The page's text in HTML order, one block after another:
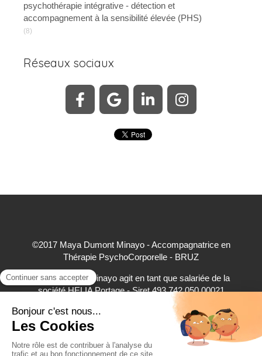
psychothérapie intégrative - détection et
accompagnement à la sensibilité élevée (PHS)
(8)
Réseaux sociaux
©2017 Maya Dumont Minayo - Accompagnatrice en
Thérapie PsychoCorporelle - BRUZ
Maya Dumont Minayo agit en tant que salariée de la
société HELIA Portage - Siret 493 742 050 00021
accepte à ce titre les règlements par carte bancaire,
virement bancaire et espèces